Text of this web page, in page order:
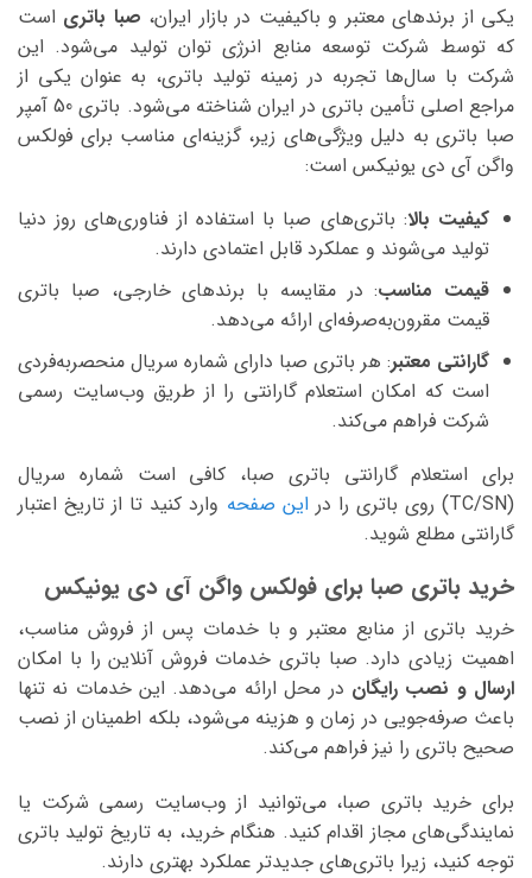
یکی از برندهای معتبر و باکیفیت در بازار ایران، صبا باتری است
که توسط شرکت توسعه منابع انرژی توان تولید می‌شود. این
شرکت با سال‌ها تجربه در زمینه تولید باتری، به عنوان یکی از
مراجع اصلی تأمین باتری در ایران شناخته می‌شود. باتری 50 آمپر
صبا باتری به دلیل ویژگی‌های زیر، گزینه‌ای مناسب برای فولکس
واگن آی دی یونیکس است:
کیفیت بالا: باتری‌های صبا با استفاده از فناوری‌های روز دنیا
تولید می‌شوند و عملکرد قابل اعتمادی دارند.
قیمت مناسب: در مقایسه با برندهای خارجی، صبا باتری
قیمت مقرون‌به‌صرفه‌ای ارائه می‌دهد.
گارانتی معتبر: هر باتری صبا دارای شماره سریال منحصربه‌فردی
است که امکان استعلام گارانتی را از طریق وب‌سایت رسمی
شرکت فراهم می‌کند.
برای استعلام گارانتی باتری صبا، کافی است شماره سریال
(TC/SN) روی باتری را در
این صفحه وارد کنید تا از تاریخ اعتبار
گارانتی مطلع شوید.
خرید باتری صبا برای فولکس واگن آی دی یونیکس
خرید باتری از منابع معتبر و با خدمات پس از فروش مناسب،
اهمیت زیادی دارد. صبا باتری خدمات فروش آنلاین را با امکان
ارسال و نصب رایگان در محل ارائه می‌دهد. این خدمات نه تنها
باعث صرفه‌جویی در زمان و هزینه می‌شود، بلکه اطمینان از نصب
صحیح باتری را نیز فراهم می‌کند.
برای خرید باتری صبا، می‌توانید از وب‌سایت رسمی شرکت یا
نمایندگی‌های مجاز اقدام کنید. هنگام خرید، به تاریخ تولید باتری
توجه کنید، زیرا باتری‌های جدیدتر عملکرد بهتری دارند.